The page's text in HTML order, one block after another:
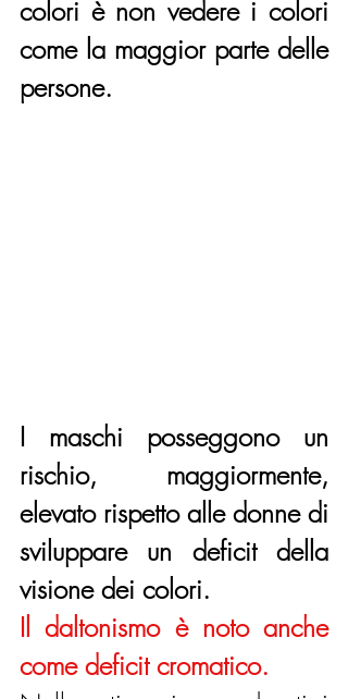
colori è non vedere i colori
come la maggior parte delle
persone.
I maschi posseggono un
rischio, maggiormente,
elevato rispetto alle donne di
sviluppare un deficit della
visione dei colori.
Il daltonismo è noto anche
come deficit cromatico.